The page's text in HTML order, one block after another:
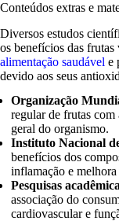
Conteúdos extras e
Diversos estudos
os benefícios das frutas
alimentação saudável e
devido aos seus
Organização
regular de frutas
geral do organismo.
Instituto Nacional
benefícios dos
inflamação e
Pesquisas
associação do
cardiovascular e